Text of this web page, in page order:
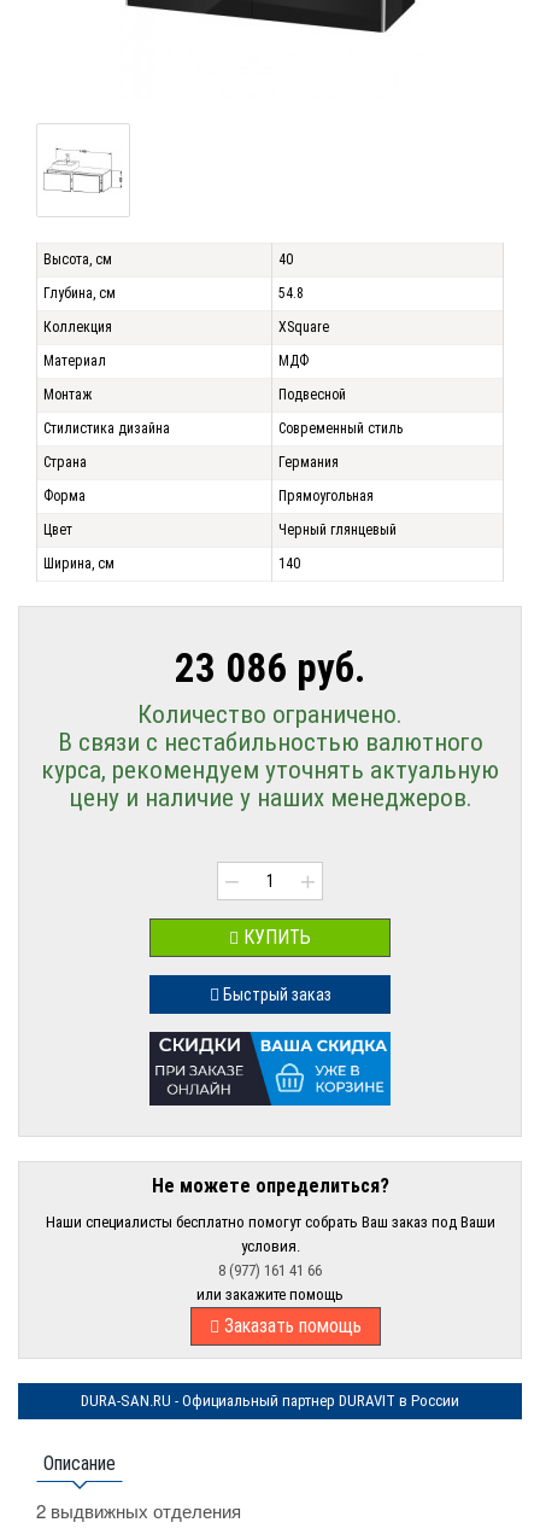
Высота, см
40
Глубина, см
54.8
Коллекция
XSquare
Материал
МДФ
Монтаж
Подвесной
Стилистика дизайна
Современный стиль
Страна
Германия
Форма
Прямоугольная
Цвет
Черный глянцевый
Ширина, см
140
23 086 руб.
Количество ограничено.
В связи с нестабильностью валютного
курса, рекомендуем уточнять актуальную
цену и наличие у наших менеджеров.
− +
КУПИТЬ
Быстрый заказ
Не можете определиться?
Наши специалисты бесплатно помогут собрать Ваш заказ под Ваши
условия.
8 (977) 161 41 66
или закажите помощь
Заказать помощь
DURA-SAN.RU - Официальный партнер DURAVIT в России
Описание
2 выдвижных отделения